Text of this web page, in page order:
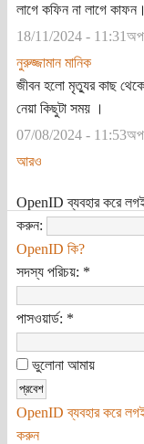
লাগে কফিন না লাগে কাফন।
18/11/2024 -
নুরুজ্জামান মানিক
জীবন হলো মৃত্যুর কাছ থেকে
নেয়া কিছুটা সময় ।
07/08/2024 -
আরও
OpenID ব্যবহার করে
করুন:
OpenID কি?
সদস্য পরিচয়: *
পাসওয়ার্ড: *
ভুলোনা আমায়
OpenID ব্যবহার করে
করুন